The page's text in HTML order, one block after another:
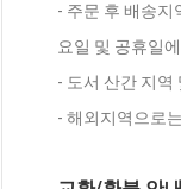
- 주문 후 배송지
요일 및 공휴일
- 도서 산간 지
- 해외지역으로